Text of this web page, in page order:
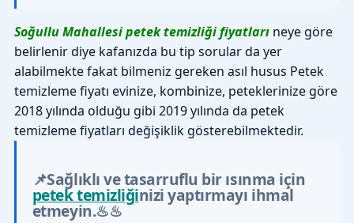
Soğullu Mahallesi petek temizliği fiyatlarıneye göre
belirlenir diye kafanızda bu tip sorular da yer
alabilmekte fakat bilmeniz gereken asıl husus Petek
temizleme fiyatı evinize, kombinize, peteklerinize göre
2018 yılında olduğu gibi 2019 yılında da petek
temizleme fiyatları değişiklik gösterebilmektedir.
📌Sağlıklı ve tasarruflu bir ısınma için
petek temizliğinizi yaptırmayı ihmal
etmeyin.♨♨